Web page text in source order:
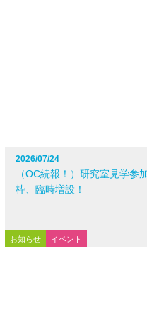
2026/07/24
（OC続報！）研究室見学参
枠、臨時増設！
お知らせ イベント